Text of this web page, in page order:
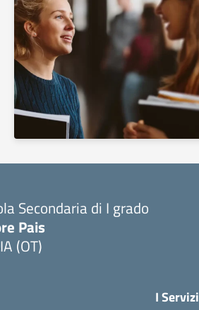
Secondaria di I grado
Pais
(OT)
I Servizi